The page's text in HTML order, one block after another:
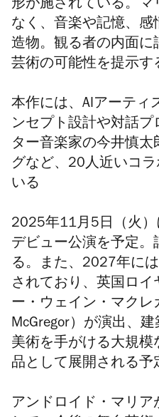
形が施されている。マ
なく、音楽や記憶、感
造物。観る者の内面に
芸術の可能性を提示す
本作には、AIアーティ
ンセプト設計や対話
ター音楽家の今井慎
グなど、20人近いコ
いる
2025年11月5日（火
デビュー公演を予定
る。また、2027年に
されており、英国ロイ
ー・ウェイン・マクレ
McGregor）が演出、
美術を手がける大規模
品として展開される予
アンドロイド・マリア